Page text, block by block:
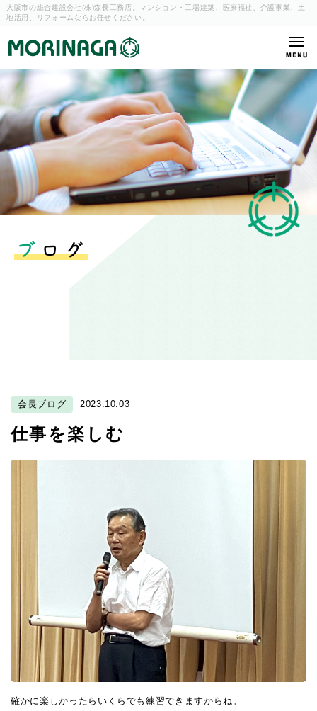
大阪市の総合建設会社(株)森長工務店。マンション・工場建築、
医療福祉、介護事業、土
地活用、リフォームならお任せください。
会長ブログ 2023.10.03
仕事を楽しむ
確かに楽しかったらいくらでも練習できますからね。